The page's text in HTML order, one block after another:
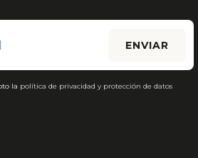
la política de privacidad y protección de datos